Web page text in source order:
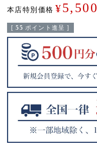
本店特別価格 ¥5,500
[ 55 ポイント進呈 ]